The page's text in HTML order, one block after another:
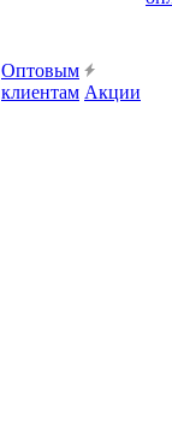
Оптовым
клиентам Акции